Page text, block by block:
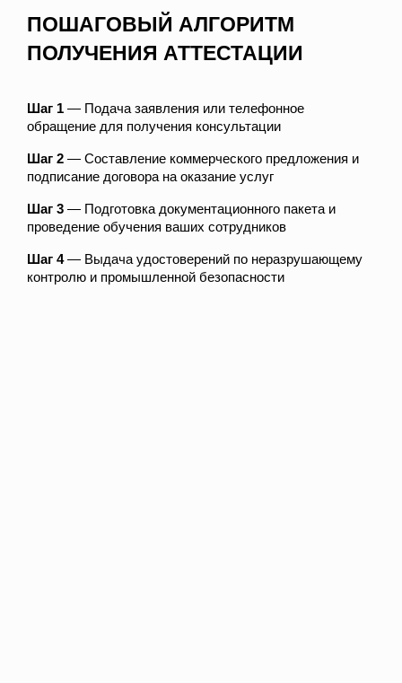
ПОШАГОВЫЙ АЛГОРИТМ
ПОЛУЧЕНИЯ АТТЕСТАЦИИ
Шаг 1 — Подача заявления или телефонное
обращение для получения консультации
Шаг 2 — Составление коммерческого предложения и
подписание договора на оказание услуг
Шаг 3 — Подготовка документационного пакета и
проведение обучения ваших сотрудников
Шаг 4— Выдача удостоверений по неразрушающему
контролю и промышленной безопасности